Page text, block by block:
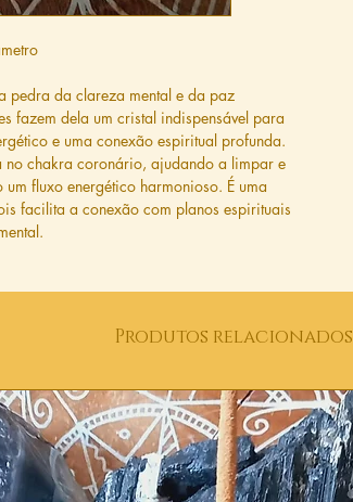
pedra da clareza mental e da paz
fazem dela um cristal indispensável para
e uma conexão espiritual profunda.
no chakra coronário, ajudando a limpar e
fluxo energético harmonioso. É uma
facilita a conexão com planos espirituais
Produtos relacionados